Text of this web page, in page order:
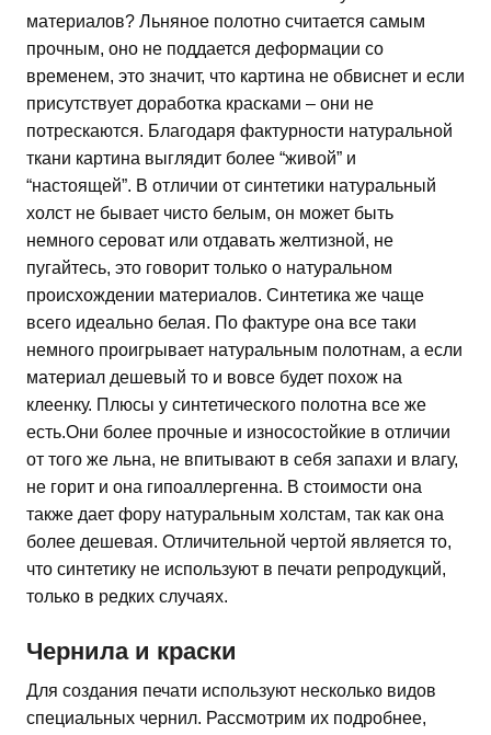
материалов? Льняное полотно считается самым
прочным, оно не поддается деформации со
временем, это значит, что картина не обвиснет и если
присутствует доработка красками – они не
потрескаются. Благодаря фактурности натуральной
ткани картина выглядит более “живой” и
“настоящей”. В отличии от синтетики натуральный
холст не бывает чисто белым, он может быть
немного сероват или отдавать желтизной, не
пугайтесь, это говорит только о натуральном
происхождении материалов. Синтетика же чаще
всего идеально белая. По фактуре она все таки
немного проигрывает натуральным полотнам, а если
материал дешевый то и вовсе будет похож на
клеенку. Плюсы у синтетического полотна все же
есть.Они более прочные и износостойкие в отличии
от того же льна, не впитывают в себя запахи и влагу,
не горит и она гипоаллергенна. В стоимости она
также дает фору натуральным холстам, так как она
более дешевая. Отличительной чертой является то,
что синтетику не используют в печати репродукций,
только в редких случаях.
Чернила и краски
Для создания печати используют несколько видов
специальных чернил. Рассмотрим их подробнее,